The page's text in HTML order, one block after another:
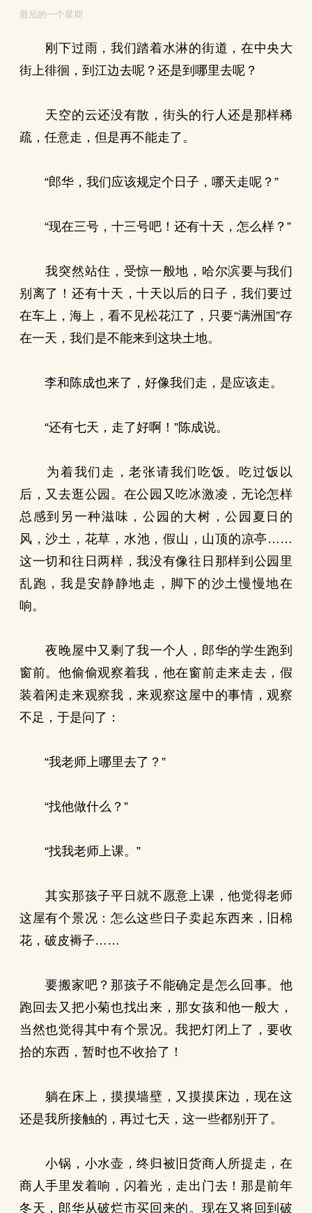
最后的一个星期
刚下过雨，我们踏着水淋的街道，在中央大
街上徘徊，到江边去呢？还是到哪里去呢？
天空的云还没有散，街头的行人还是那样稀
疏，任意走，但是再不能走了。
“郎华，我们应该规定个日子，哪天走呢？”
“现在三号，十三号吧！还有十天，怎么样？”
我突然站住，受惊一般地，哈尔滨要与我们
别离了！还有十天，十天以后的日子，我们要过
在车上，海上，看不见松花江了，只要“满洲国”存
在一天，我们是不能来到这块土地。
李和陈成也来了，好像我们走，是应该走。
“还有七天，走了好啊！”陈成说。
为着我们走，老张请我们吃饭。吃过饭以
后，又去逛公园。在公园又吃冰激凌，无论怎样
总感到另一种滋味，公园的大树，公园夏日的
风，沙土，花草，水池，假山，山顶的凉亭……
这一切和往日两样，我没有像往日那样到公园里
乱跑，我是安静静地走，脚下的沙土慢慢地在
响。
夜晚屋中又剩了我一个人，郎华的学生跑到
窗前。他偷偷观察着我，他在窗前走来走去，假
装着闲走来观察我，来观察这屋中的事情，观察
不足，于是问了：
“我老师上哪里去了？”
“找他做什么？”
“找我老师上课。”
其实那孩子平日就不愿意上课，他觉得老师
这屋有个景况：怎么这些日子卖起东西来，旧棉
花，破皮褥子……
要搬家吧？那孩子不能确定是怎么回事。他
跑回去又把小菊也找出来，那女孩和他一般大，
当然也觉得其中有个景况。我把灯闭上了，要收
拾的东西，暂时也不收拾了！
躺在床上，摸摸墙壁，又摸摸床边，现在这
还是我所接触的，再过七天，这一些都别开了。
小锅，小水壶，终归被旧货商人所提走，在
商人手里发着响，闪着光，走出门去！那是前年
冬天，郎华从破烂市买回来的。现在又将回到破